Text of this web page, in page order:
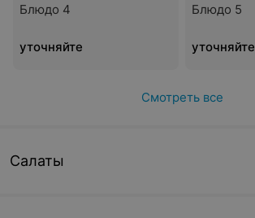
Блюдо 4
уточняйте
Блюдо 5
уточняйте
Смотреть все
Салаты